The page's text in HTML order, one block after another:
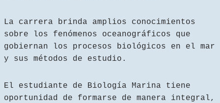
La carrera brinda amplios conocimientos
sobre los fenómenos oceanográficos que
gobiernan los procesos biológicos en el mar
y sus métodos de estudio.
El estudiante de Biología Marina tiene
oportunidad de formarse de manera integral,